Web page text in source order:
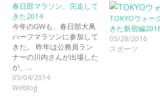
春日部マラソン、完走して
きた2014
今年のGWも、春日部大凧
ハーフマラソンに参加して
きた。 昨年は公務員ラン
ナーの川内さんが出場した
が、…
05/04/2014
Weblog
TOKYOウォー
きた新宿編
05/28/2016
スポーツ